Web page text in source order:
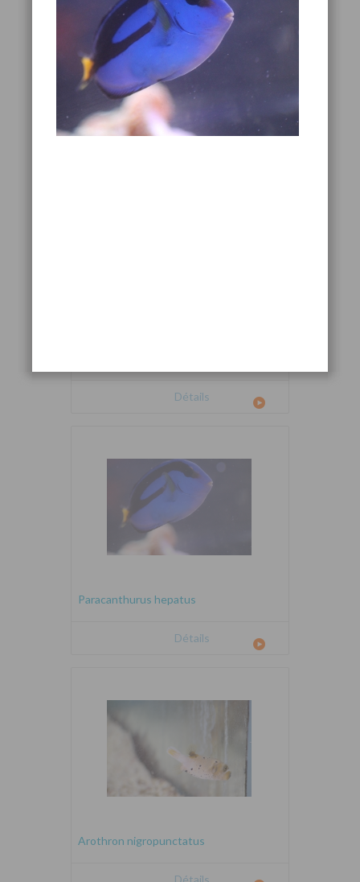
Canthigaster valentini
Détails
Paracanthurus hepatus
Détails
Arothron nigropunctatus
Détails